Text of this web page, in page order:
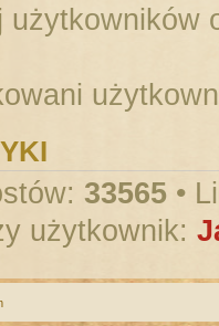
użytkowników
33565 •
użytkownik: